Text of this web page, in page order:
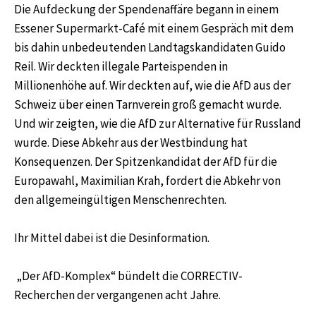
Die Aufdeckung der Spendenaffäre begann in einem
Essener Supermarkt-Café mit einem Gespräch mit dem
bis dahin unbedeutenden Landtagskandidaten Guido
Reil.Wir deckten illegale Parteispenden in
Millionenhöhe auf. Wir deckten auf, wie die AfD aus der
Schweiz über einen Tarnverein groß gemacht wurde.
Und wir zeigten, wie die AfD zur Alternative für Russland
wurde. Diese Abkehr aus der Westbindung hat
Konsequenzen. Der Spitzenkandidat der AfD für die
Europawahl, Maximilian Krah, fordert die Abkehr von
den allgemeingültigen Menschenrechten.
Ihr Mittel dabei ist die Desinformation.
„Der AfD-Komplex“ bündelt die CORRECTIV-
Recherchen der vergangenen acht Jahre.